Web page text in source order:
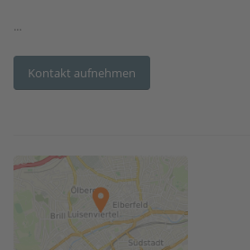
...
Kontakt aufnehmen